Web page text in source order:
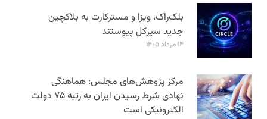
بلک‌راک، ویزا و مسترکارت به بلاکچین
جدید سیرکل پیوستند
۱۴ مرداد ۱۴۰۵
مرکز پژوهش‌های مجلس: هماهنگی
نهادی شرط رسیدن ایران به رتبه ۷۵ دولت
الکترونیکی است